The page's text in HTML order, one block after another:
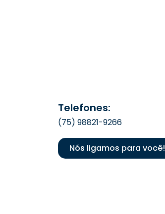
Telefones:
(75) 98821-9266
Nós ligamos para você!